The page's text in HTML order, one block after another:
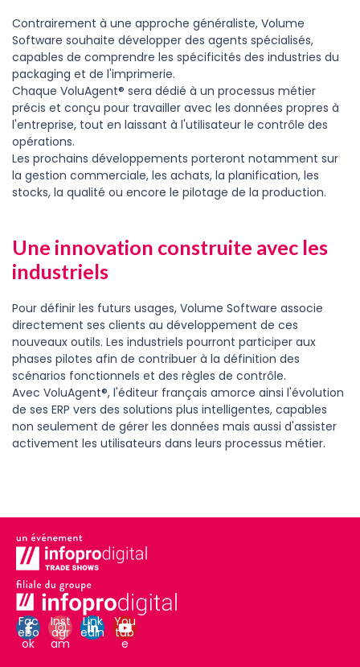
Contrairement à une approche généraliste, Volume
Software souhaite développer des agents spécialisés,
capables de comprendre les spécificités des industries du
packaging et de l'imprimerie.
Chaque VoluAgent® sera dédié à un processus métier
précis et conçu pour travailler avec les données propres à
l'entreprise, tout en laissant à l'utilisateur le contrôle des
opérations.
Les prochains développements porteront notamment sur
la gestion commerciale, les achats, la planification, les
stocks, la qualité ou encore le pilotage de la production.
Une innovation construite avec les
industriels
Pour définir les futurs usages, Volume Software associe
directement ses clients au développement de ces
nouveaux outils. Les industriels pourront participer aux
phases pilotes afin de contribuer à la définition des
scénarios fonctionnels et des règles de contrôle.
Avec VoluAgent®, l'éditeur français amorce ainsi l'évolution
de ses ERP vers des solutions plus intelligentes, capables
non seulement de gérer les données mais aussi d'assister
activement les utilisateurs dans leurs processus métier.
Fac
ebo
ok
Inst
agr
am
Link
edin
You
tub
e